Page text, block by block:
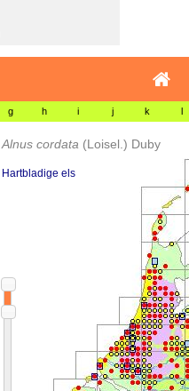
g h i j k l
Alnus cordata (Loisel.) Duby
Hartbladige els